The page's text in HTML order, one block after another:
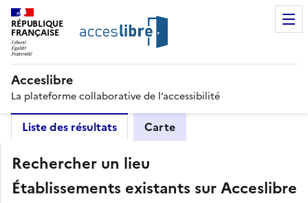
RÉPUBLIQUE
FRANÇAISE
Acceslibre
La plateforme collaborative de l’accessibilité
Liste des résultats Carte
Rechercher un lieu
Établissements existants sur Acceslibre